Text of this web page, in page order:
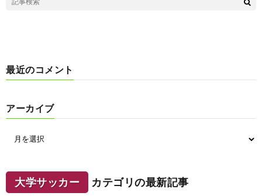
最近のコメント
アーカイブ
大学サッカー カテゴリの最新記事